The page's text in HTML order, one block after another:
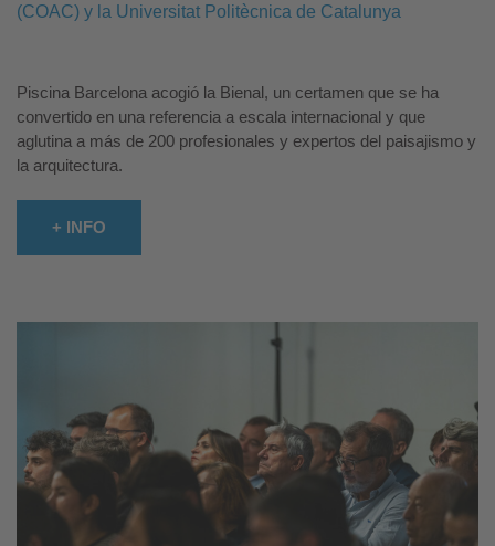
(COAC) y la Universitat Politècnica de Catalunya
Piscina Barcelona acogió la Bienal, un certamen que se ha
convertido en una referencia a escala internacional y que
aglutina a más de 200 profesionales y expertos del paisajismo y
la arquitectura.
+ INFO